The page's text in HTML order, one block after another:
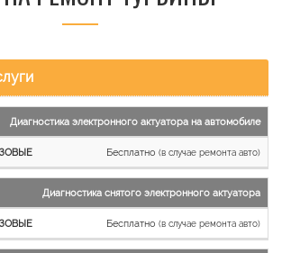
Диагностика электронного актуатора на автомобиле
Бесплатно (в случае ремонта авто)
Диагностика снятого электронного актуатора
Бесплатно (в случае ремонта авто)